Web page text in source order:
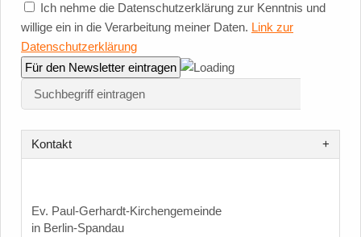
Ich nehme die Datenschutzerklärung zur Kenntnis und
willige ein in die Verarbeitung meiner Daten. Link zur
Datenschutzerklärung
Kontakt
Ev. Paul-Gerhardt-Kirchengemeinde
in Berlin-Spandau